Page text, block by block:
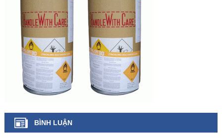
BÌNH LUẬN